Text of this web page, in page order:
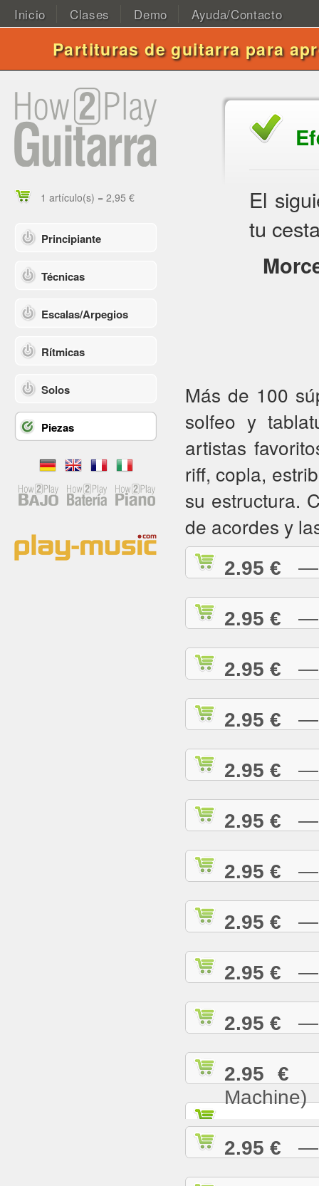
Inicio Clases Demo Ayuda/Contacto
Partituras de guitarra para
1 artículo(s) = 2,95 €
Principiante
Técnicas
Escalas/Arpegios
Rítmicas
Solos
Piezas
El
tu
Más de 100
solfeo y
artistas
riff, copla,
su estructura.
de acordes y
2.95 € —
2.95 € —
2.95 € —
2.95 € —
2.95 € —
2.95 € —
2.95 € —
2.95 € —
2.95 € —
2.95 € —
2.95 €
Machine)
2.95 € —